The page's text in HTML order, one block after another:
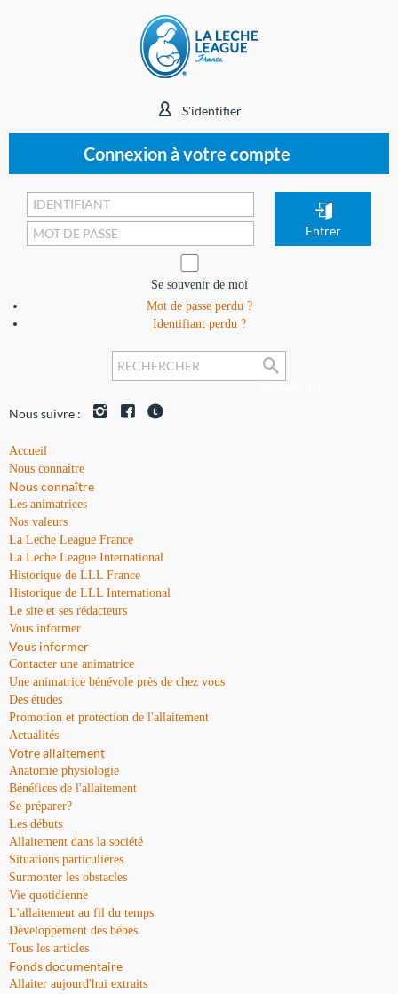
S'identifier
Connexion à votre compte
Se souvenir de moi
Mot de passe perdu ?
Identifiant perdu ?
Nous suivre :
Accueil
Nous connaître
Nous connaître
Les animatrices
Nos valeurs
La Leche League France
La Leche League International
Historique de LLL France
Historique de LLL International
Le site et ses rédacteurs
Vous informer
Vous informer
Contacter une animatrice
Une animatrice bénévole près de chez vous
Des études
Promotion et protection de l'allaitement
Actualités
Votre allaitement
Anatomie physiologie
Bénéfices de l'allaitement
Se préparer?
Les débuts
Allaitement dans la société
Situations particulières
Surmonter les obstacles
Vie quotidienne
L'allaitement au fil du temps
Développement des bébés
Tous les articles
Fonds documentaire
Allaiter aujourd'hui extraits